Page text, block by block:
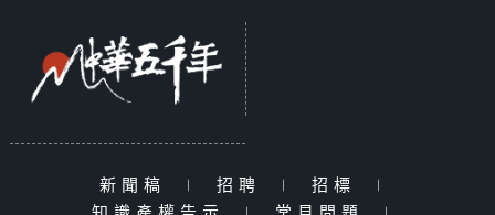
新聞稿 | 招聘 | 招標
|